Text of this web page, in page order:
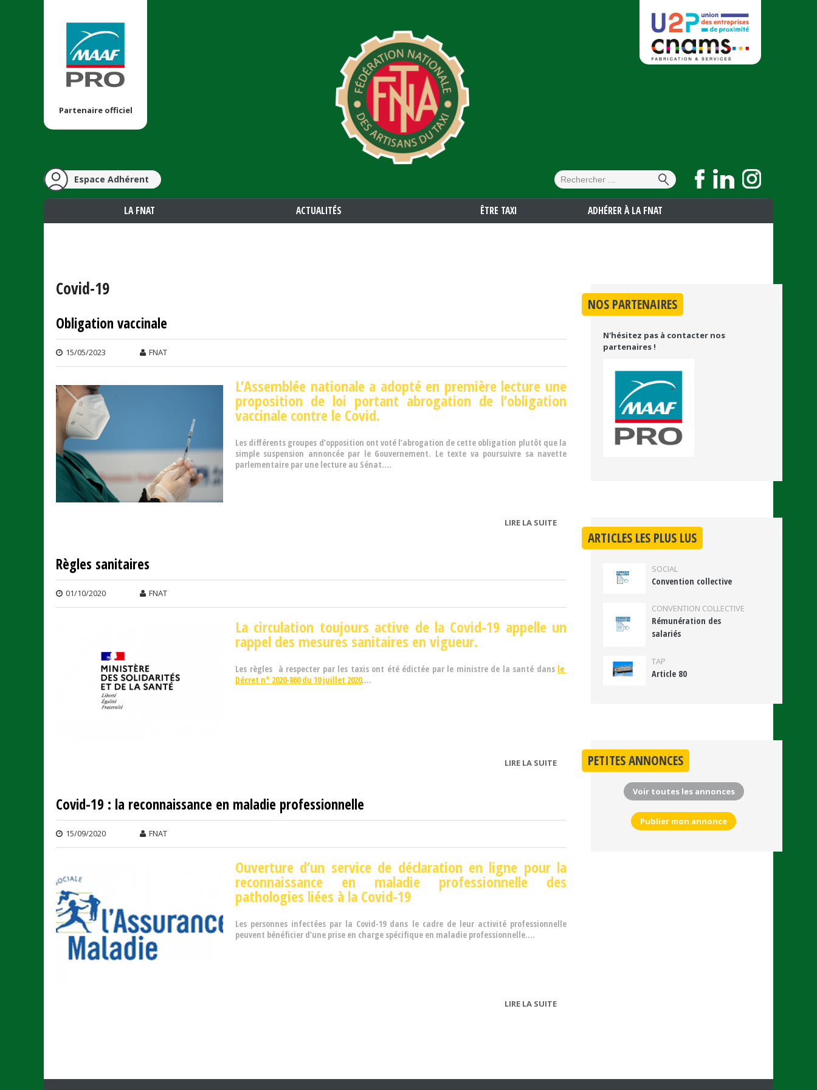
contenu
principal
Partenaire officiel
Espace Adhérent
Formulaire de
recherche
Rechercher
LA FNAT ACTUALITÉS ÊTRE TAXI ADHÉRER À LA FNAT
Covid-19
Obligation vaccinale
15/05/2023 FNAT
L’Assemblée nationale a adopté en première lecture une
proposition de loi portant abrogation de l’obligation
vaccinale contre le Covid.
Les différents groupes d’opposition ont voté l’abrogation de cette obligation plutôt que la
simple suspension annoncée par le Gouvernement. Le texte va poursuivre sa navette
parlementaire par une lecture au Sénat....
LIRE LA SUITEDE
OBLIGATION
VACCINALE
Règles sanitaires
01/10/2020 FNAT
La circulation toujours active de la Covid-19 appelle un
rappel des mesures sanitaires en vigueur.
Les règles à respecter par les taxis ont été édictée par le ministre de la santé dans le
Décret n° 2020-860 du 10 juillet 2020....
LIRE LA SUITEDE RÈGLES
Covid-19 : la reconnaissance en maladie professionnelle
15/09/2020 FNAT
Ouverture d’un service de déclaration en ligne pour la
reconnaissance en maladie professionnelle des
pathologies liées à la Covid-19
Les personnes infectées par la Covid-19 dans le cadre de leur activité professionnelle
peuvent bénéficier d’une prise en charge spécifique en maladie professionnelle....
LIRE LA SUITEDE COVID-19 : LA
NOS PARTENAIRES
N'hésitez pas à contacter nos
partenaires !
ARTICLES LES PLUS LUS
SOCIAL
Convention collective
CONVENTION COLLECTIVE
Rémunération des
salariés
TAP
Article 80
PETITES ANNONCES
Voir toutes les annonces
Publier mon annonce